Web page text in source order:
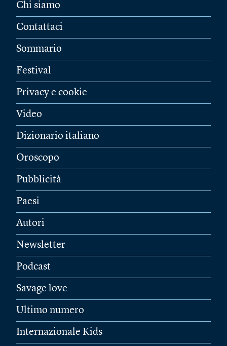
Chi siamo
Contattaci
Sommario
Festival
Privacy e cookie
Video
Dizionario italiano
Oroscopo
Pubblicità
Paesi
Autori
Newsletter
Podcast
Savage love
Ultimo numero
Internazionale Kids